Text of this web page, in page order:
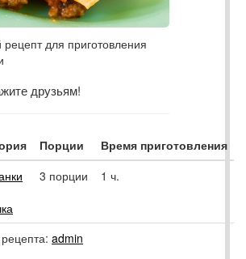
для приготовления
друзьям!
Порции
Время приготовления
3 порции 1 ч.
admin